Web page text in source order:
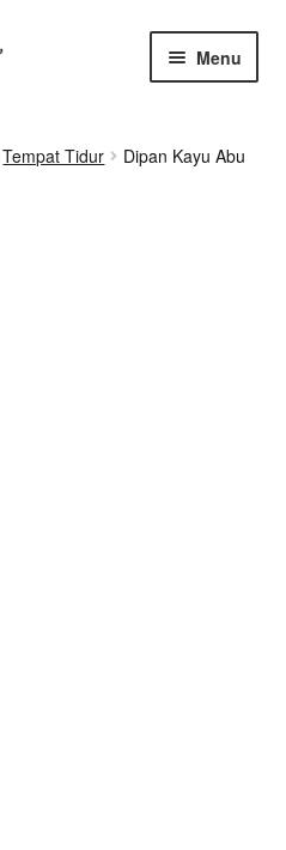
Menu
Tempat Tidur
Dipan Kayu Abu